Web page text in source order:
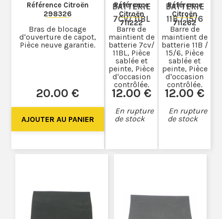
Référence Citroën
298326
20.00 €
Bras de blocage
d'ouverture de capot,
Pièce neuve garantie.
BATTERIE
7CV/ 11BL
Référence
Citroën
711222
12.00 €
En rupture
de stock
Barre de
maintient de
batterie 7cv/
11BL, Pièce
sablée et
peinte, Pièce
d'occasion
contrôlée.
BATTERIE
11B / 15/6
Référence
Citroën
711262
12.00 €
En rupture
de stock
Barre de
maintient de
batterie 11B /
15/6, Pièce
sablée et
peinte, Pièce
d'occasion
contrôlée.